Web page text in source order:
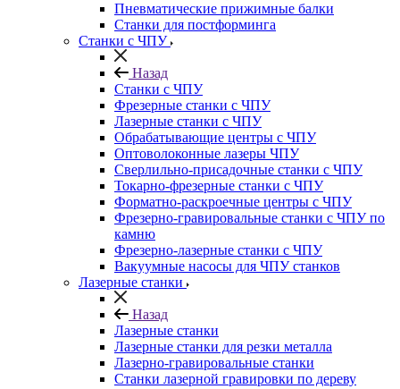
Пневматические прижимные балки
Станки для постформинга
Станки с ЧПУ
Назад
Станки с ЧПУ
Фрезерные станки с ЧПУ
Лазерные станки с ЧПУ
Обрабатывающие центры с ЧПУ
Оптоволоконные лазеры ЧПУ
Сверлильно-присадочные станки с ЧПУ
Токарно-фрезерные станки с ЧПУ
Форматно-раскроечные центры с ЧПУ
Фрезерно-гравировальные станки с ЧПУ по
камню
Фрезерно-лазерные станки с ЧПУ
Вакуумные насосы для ЧПУ станков
Лазерные станки
Назад
Лазерные станки
Лазерные станки для резки металла
Лазерно-гравировальные станки
Станки лазерной гравировки по дереву